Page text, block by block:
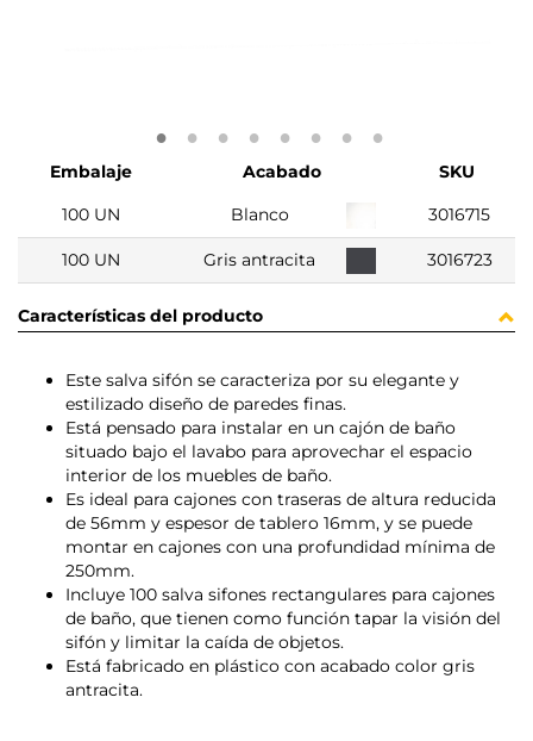
Embalaje Acabado
SKU
100 UN
Blanco 3016715
100 UN Gris antracita 3016723
Características del producto
Este salva sifón se caracteriza por su elegante y
estilizado diseño de paredes finas.
Está pensado para instalar en un cajón de baño
situado bajo el lavabo para aprovechar el espacio
interior de los muebles de baño.
Es ideal para cajones con traseras de altura reducida
de 56mm y espesor de tablero 16mm, y se puede
montar en cajones con una profundidad mínima de
250mm.
Incluye 100 salva sifones rectangulares para cajones
de baño, que tienen como función tapar la visión del
sifón y limitar la caída de objetos.
Está fabricado en plástico con acabado color gris
antracita.